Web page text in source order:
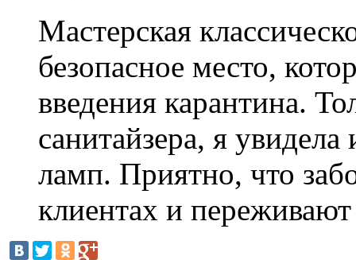
Мастерская
безопасное место,
введения карантина.
санитайзера, я
ламп. Приятно, что
клиентах и переживают